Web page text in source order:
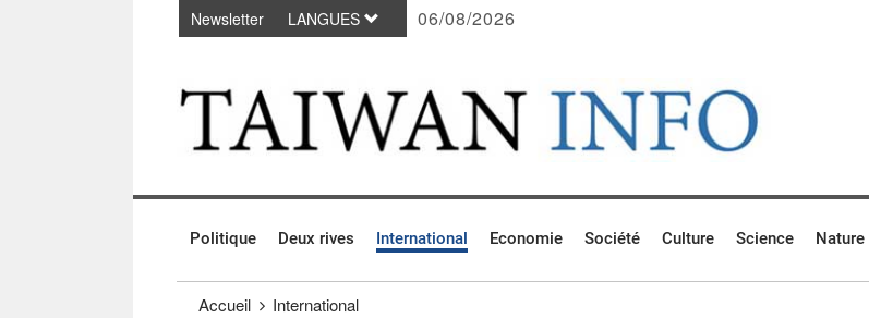
Passer au contenu principal
Newsletter LANGUES 06/08/2026
Politique Deux rives International Economie Société Culture Science Nature
Accueil International